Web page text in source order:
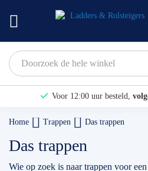
Voor 12:00 uur besteld,
Bekijk hier onze
Home Trappen Das trappen
Das trappen
Wie op zoek is naar trappen voor